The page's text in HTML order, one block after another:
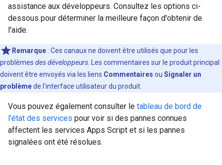
assistance aux développeurs. Consultez les options ci-
dessous pour déterminer la meilleure façon d'obtenir de
l'aide.
Remarque : Ces canaux ne doivent être utilisés que pour les
problèmes des développeurs . Les commentaires sur le produit principal
doivent être envoyés via les liens Commentaires ou Signaler un
problèmede l'interface utilisateur du produit.
Vous pouvez également consulter le tableau de bord de
l'état des services pour voir si des pannes connues
affectent les services Apps Script et si les pannes
signalées ont été résolues.